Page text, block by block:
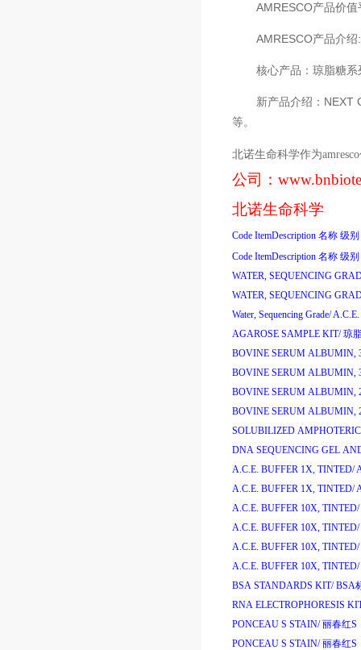
AMRESCO产品价
AMRESCO产品介绍
核心产品：琼脂糖
新产品介绍： NEXT
等。
北诺生命科学作为amresco
公司：
北诺生命科学
Code ItemDescription 名称 级别
Code ItemDescription 名称 级别
WATER, SEQUENCING
WATER, SEQUENCING
Water, Sequencing Grade/A.C.E.
AGAROSE SAMPLE KIT/ 琼
BOVINE SERUM ALBUMIN,
BOVINE SERUM ALBUMIN,
BOVINE SERUM ALBUMIN,
BOVINE SERUM ALBUMIN,
SOLUBILIZED
DNA SEQUENCING GEL
A.C.E. BUFFER 1X, TINTED/
A.C.E. BUFFER 1X, TINTED/
A.C.E. BUFFER 10X, TINTED/
A.C.E. BUFFER 10X, TINTED/
A.C.E. BUFFER 10X, TINTED/
A.C.E. BUFFER 10X, TINTED/
BSA STANDARDS KIT/ BSA
RNA ELECTROPHORESIS
PONCEAU S STAIN/ 丽春红S
PONCEAU S STAIN/ 丽春红S